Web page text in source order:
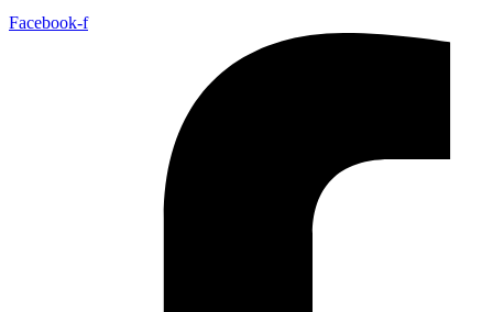
Facebook-f